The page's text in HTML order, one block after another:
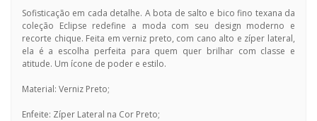
Sofisticação em cada detalhe. A bota de salto e bico fino texana da
coleção Eclipse redefine a moda com seu design moderno e
recorte chique. Feita em verniz preto, com cano alto e zíper lateral,
ela é a escolha perfeita para quem quer brilhar com classe e
atitude. Um ícone de poder e estilo.
Material: Verniz Preto;
Enfeite: Zíper Lateral na Cor Preto;